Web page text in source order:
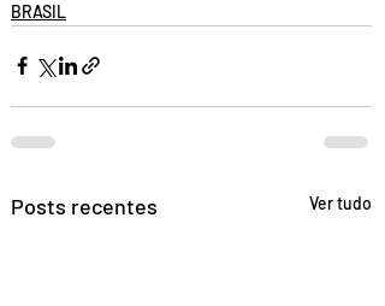
BRASIL
Posts recentes Ver tudo